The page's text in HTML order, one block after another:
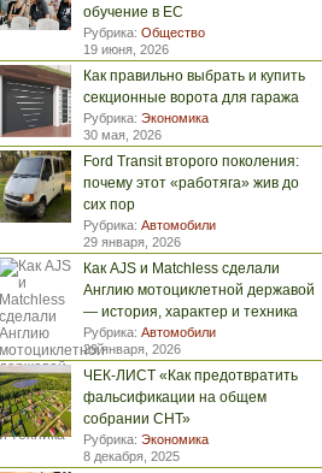
обучение в ЕС
Рубрика: Общество
19 июня, 2026
Как правильно выбрать и купить
секционные ворота для гаража
Рубрика: Экономика
30 мая, 2026
Ford Transit второго поколения:
почему этот «работяга» жив до
сих пор
Рубрика: Автомобили
29 января, 2026
Как AJS и Matchless сделали
Англию мотоциклетной державой
— история, характер и техника
Рубрика: Автомобили
29 января, 2026
ЧЕК-ЛИСТ «Как предотвратить
фальсификации на общем
собрании СНТ»
Рубрика: Экономика
8 декабря, 2025